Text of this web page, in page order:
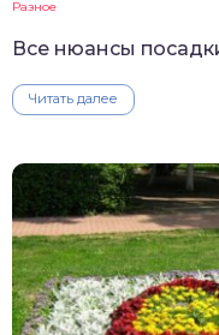
Разное
Все нюансы
Читать далее